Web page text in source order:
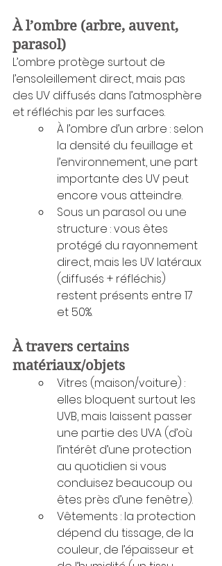
À l’ombre (arbre, auvent,
parasol)
L’ombre protège surtout de
l’ensoleillement direct, mais pas
des UV diffusés dans l’atmosphère
et réfléchis par les surfaces.
À l’ombre d’un arbre : selon
la densité du feuillage et
l’environnement, une part
importante des UV peut
encore vous atteindre.
Sous un parasol ou une
structure : vous êtes
protégé du rayonnement
direct, mais les UV latéraux
(diffusés + réfléchis)
restent présents entre 17
et 50%.
À travers certains
matériaux/objets
Vitres (maison/voiture) :
elles bloquent surtout les
UVB, mais laissent passer
une partie des UVA (d’où
l’intérêt d’une protection
au quotidien si vous
conduisez beaucoup ou
êtes près d’une fenêtre).
Vêtements : la protection
dépend du tissage, de la
couleur, de l’épaisseur et